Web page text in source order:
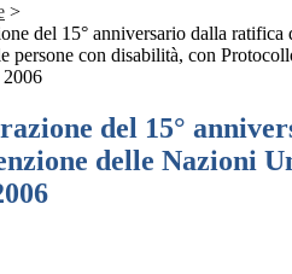
>
del 15° anniversario dalla
persone con disabilità, con
2006
del 15°
delle Nazioni